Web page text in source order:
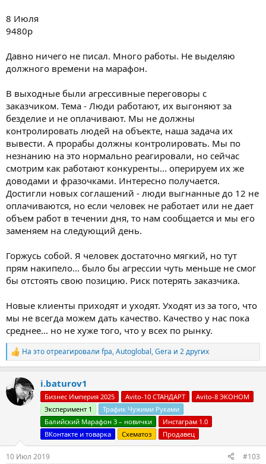
8 Июля
9480р
Давно ничего не писал. Много работы. Не выделяю
должного времени на марафон.
В выходные были агрессивные переговоры с
заказчиком. Тема - Люди работают, их выгоняют за
безделие и не оплачивают. Мы не должны
контролировать людей на объекте, наша задача их
вывести. А прорабы должны контролировать. Мы по
незнанию на это нормально реагировали, но сейчас
смотрим как работают конкуренты... оперируем их же
доводами и фразочками. Интересно получается.
Достигли новых соглашений - люди выгнанные до 12 не
оплачиваются, но если человек не работает или не дает
объем работ в течении дня, то нам сообщается и мы его
заменяем на следующий день.
Горжусь собой. Я человек достаточно мягкий, но тут
прям накипело... было бы агрессии чуть меньше не смог
бы отстоять свою позицию. Риск потерять заказчика.
Новые клиенты приходят и уходят. Уходят из за того, что
мы не всегда можем дать качество. Качество у нас пока
среднее... но не хуже того, что у всех по рынку.
Р
е
ц
и
На это отреагировали fpa,Autoglobal,Gera и 2 других
i.baturov1
Бизнес Империя 2025 Avito-10 СТАНДАРТ
Avito-8 ЭКОНОМ
Эксперимент 1
Трафик Чужими Руками
Балийский Марафон 3 – новички
Инстаграм 1.0
ВКонтакте и товарка
Схематоз Продавец
10 Июл 2019 #103